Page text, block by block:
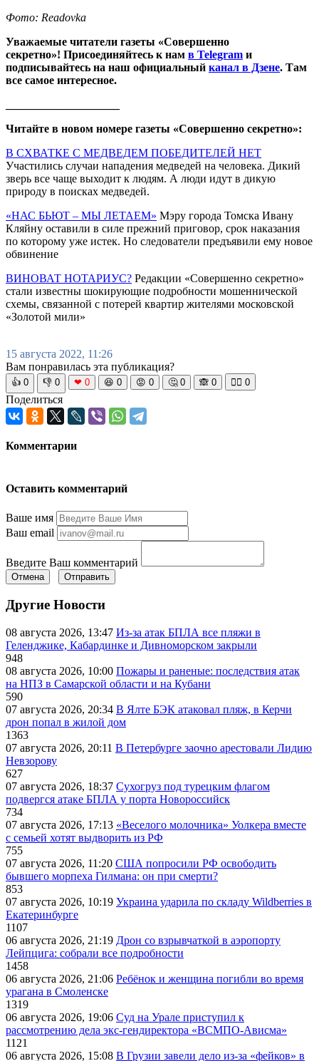
Фото: Readovka
Уважаемые читатели газеты «Совершенно
секретно»! Присоединяйтесь к нам в Telegram и
подписывайтесь на наш официальный канал в Дзене. Там
все самое интересное.
Читайте в новом номере газеты «Совершенно секретно»:
В СХВАТКЕ С МЕДВЕДЕМ ПОБЕДИТЕЛЕЙ НЕТ
Участились случаи нападения медведей на человека. Дикий
зверь все чаще выходит к людям. А люди идут в дикую
природу в поисках медведей.
«НАС БЬЮТ – МЫ ЛЕТАЕМ» Мэру города Томска Ивану
Кляйну оставили в силе прежний приговор, срок наказания
по которому уже истек. Но следователи предъявили ему новое
обвинение
ВИНОВАТ НОТАРИУС? Редакции «Совершенно секретно»
стали известны шокирующие подробности мошеннической
схемы, связанной с потерей квартир жителями московской
«Золотой мили»
15 августа 2022, 11:26
Вам понравилась эта публикация?
👍 0 👎 0 ❤ 0 😆 0 😡 0 🤔 0 🙈 0 🧘‍♀️ 0
Поделиться
Комментарии
Оставить комментарий
Ваше имя
Ваш email
Введите Ваш комментарий
Отмена Отправить
Другие Новости
08 августа 2026, 13:47 Из-за атак БПЛА все пляжи в
Геленджике, Кабардинке и Дивноморском закрыли
948
08 августа 2026, 10:00 Пожары и раненые: последствия атак
на НПЗ в Самарской области и на Кубани
590
07 августа 2026, 20:34 В Ялте БЭК атаковал пляж, в Керчи
дрон попал в жилой дом
1363
07 августа 2026, 20:11 В Петербурге заочно арестовали Лидию
Невзорову
627
07 августа 2026, 18:37 Сухогруз под турецким флагом
подвергся атаке БПЛА у порта Новороссийск
734
07 августа 2026, 17:13 «Веселого молочника» Уолкера вместе
с семьей хотят выдворить из РФ
755
07 августа 2026, 11:20 США попросили РФ освободить
бывшего морпеха Гилмана: он при смерти?
853
07 августа 2026, 10:19 Украина ударила по складу Wildberries в
Екатеринбурге
1107
06 августа 2026, 21:19 Дрон со взрывчаткой в аэропорту
Лейпцига: собрали все подробности
1458
06 августа 2026, 21:06 Ребёнок и женщина погибли во время
урагана в Смоленске
1319
06 августа 2026, 19:06 Суд на Урале приступил к
рассмотрению дела экс-гендиректора «ВСМПО-Ависма»
1121
06 августа 2026, 15:08 В Грузии завели дело из-за «фейков» в